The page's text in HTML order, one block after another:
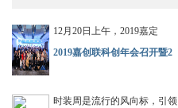
12月20日上午，2019嘉定
2019嘉创联科创年会召开暨2
时装周是流行的风向标，引领